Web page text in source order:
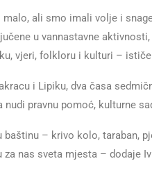
ali smo imali volje i
u vannastavne
vjeri, folkloru i kulturi –
i Lipiku, dva časa
nudi pravnu pomoć, kulturne
– krivo kolo, taraban,
nas sveta mjesta – dodaje